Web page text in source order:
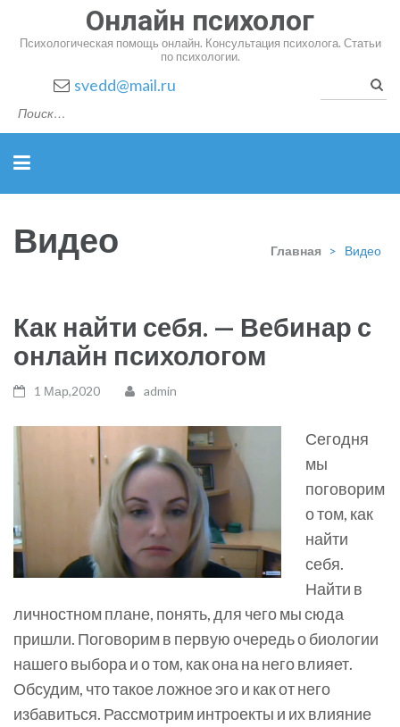
Онлайн психолог
Психологическая помощь онлайн. Консультация психолога. Статьи
по психологии.
svedd@mail.ru
Видео Главная > Видео
Как найти себя. — Вебинар с
онлайн психологом
1 Мар,2020 admin
Сегодня
мы
поговорим
о том, как
найти
себя.
Найти в
личностном плане, понять, для чего мы сюда
пришли. Поговорим в первую очередь о биологии
нашего выбора и о том, как она на него влияет.
Обсудим, что такое ложное эго и как от него
избавиться. Рассмотрим интроекты и их влияние